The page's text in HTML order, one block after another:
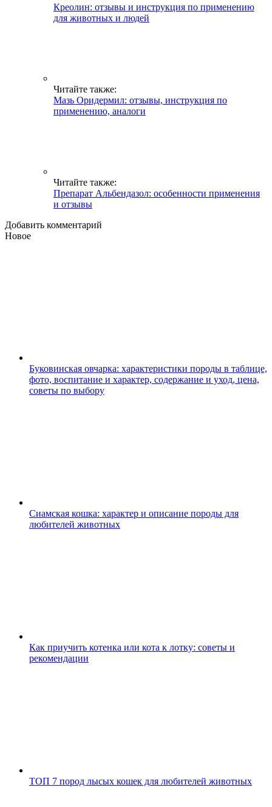
Креолин: отзывы и инструкция по применению
для животных и людей
Читайте также:
Мазь Оридермил: отзывы, инструкция по
применению, аналоги
Читайте также:
Препарат Альбендазол: особенности применения
и отзывы
Добавить комментарий
Новое
Буковинская овчарка: характеристики породы в таблице,
фото, воспитание и характер, содержание и уход, цена,
советы по выбору
Сиамская кошка: характер и описание породы для
любителей животных
Как приучить котенка или кота к лотку: советы и
рекомендации
ТОП 7 пород лысых кошек для любителей животных